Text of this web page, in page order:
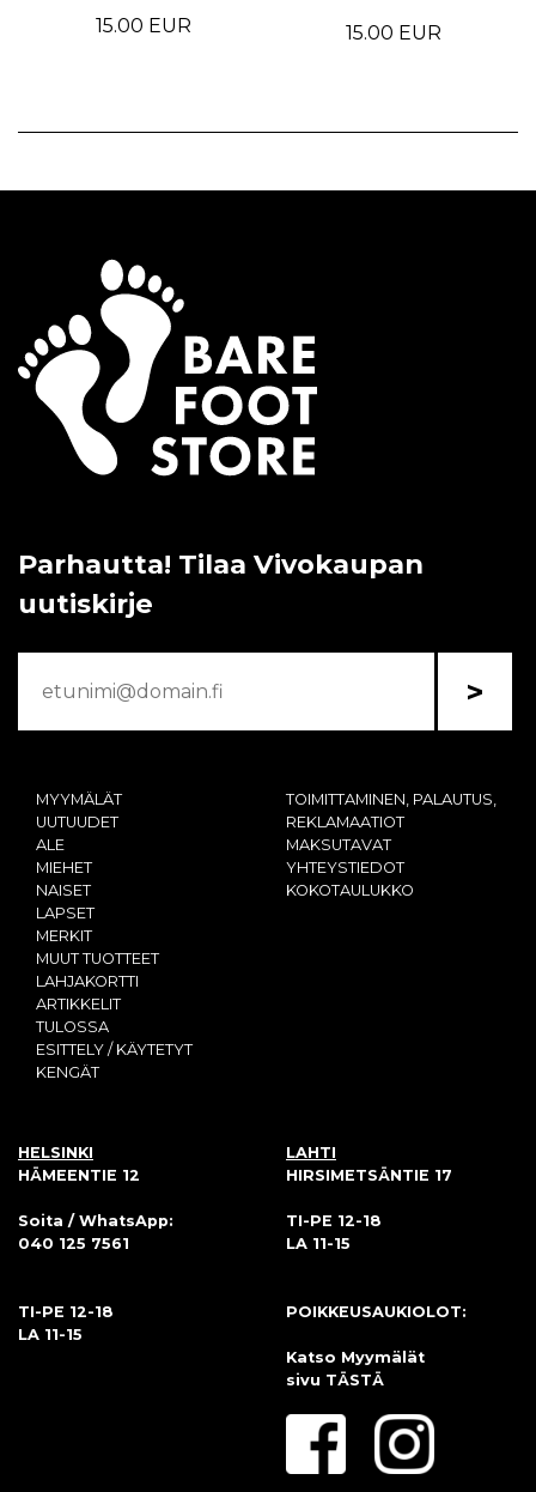
15.00 EUR 15.00 EUR
Parhautta! Tilaa Vivokaupan
uutiskirje
>
MYYMÄLÄT
UUTUUDET
ALE
MIEHET
NAISET
LAPSET
MERKIT
MUUT TUOTTEET
LAHJAKORTTI
ARTIKKELIT
TULOSSA
ESITTELY / KÄYTETYT
KENGÄT
TOIMITTAMINEN, PALAUTUS,
REKLAMAATIOT
MAKSUTAVAT
YHTEYSTIEDOT
KOKOTAULUKKO
HELSINKI
HÄMEENTIE 12
Soita / WhatsApp:
040 125 7561
TI-PE 12-18
LA 11-15
LAHTI
HIRSIMETSÄNTIE 17
TI-PE 12-18
LA 11-15
POIKKEUSAUKIOLOT:
Katso Myymälät
sivu TÄSTÄ